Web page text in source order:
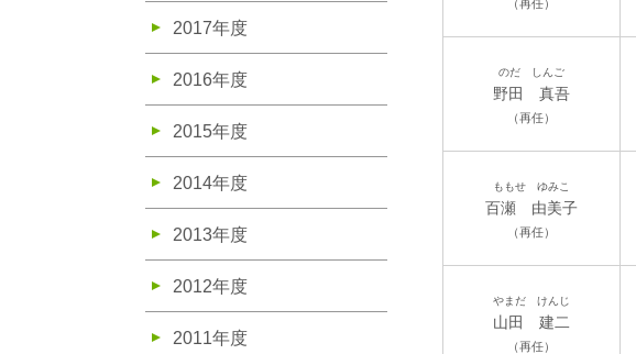
2017年度
2016年度
2015年度
2014年度
2013年度
2012年度
2011年度
（再任）
のだ しんご
野田 真吾
（再任）
ももせ ゆみこ
百瀬 由美子
（再任）
やまだ けんじ
山田 建二
（再任）